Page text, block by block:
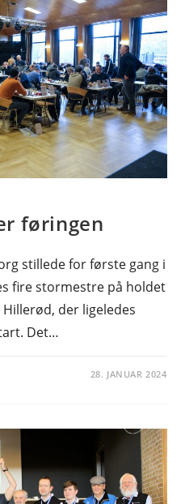
føringen
stillede for første gang i
fire stormestre på holdet
der ligeledes
Det…
28. JANUAR 2024